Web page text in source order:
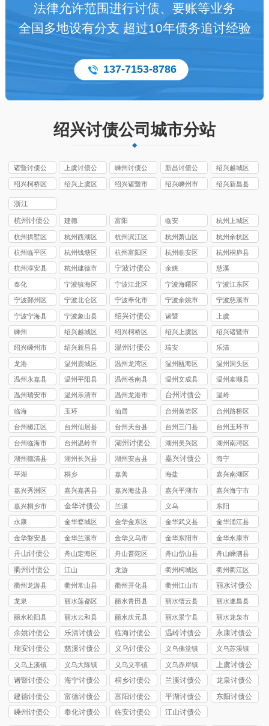
法律允许范围进行讨债、要账等业务
全国多地设有分支 超过10年债务追讨经验
137-7153-8786
绍兴讨债公司城市分站
诸暨讨债公
司
上虞讨债公
司
嵊州讨债公
司
新昌讨债公
司
绍兴越城区
讨债公司
绍兴柯桥区
讨债公司
绍兴上虞区
绍兴诸暨市
绍兴嵊州市
绍兴新昌县
浙江
杭州讨债公
司
建德 富阳 临安
杭州上城区
讨债公司
杭州拱墅区
讨债公司
杭州西湖区
讨债公司
杭州滨江区
讨债公司
杭州萧山区
讨债公司
杭州余杭区
讨债公司
杭州临平区
讨债公司
杭州钱塘区
讨债公司
杭州富阳区
讨债公司
杭州临安区
讨债公司
杭州桐庐县
讨债公司
杭州淳安县
讨债公司
杭州建德市
讨债公司
宁波讨债公
司
余姚 慈溪
奉化
宁波镇海区
讨债公司
宁波江北区
讨债公司
宁波海曙区
讨债公司
宁波江东区
讨债公司
宁波鄞州区
讨债公司
宁波北仑区
讨债公司
宁波奉化市
讨债公司
宁波余姚市
讨债公司
宁波慈溪市
讨债公司
宁波宁海县
讨债公司
宁波象山县
讨债公司
绍兴讨债公
司
诸暨 上虞
嵊州
绍兴越城区
讨债公司
绍兴柯桥区
讨债公司
绍兴上虞区
讨债公司
绍兴诸暨市
讨债公司
绍兴嵊州市
讨债公司
绍兴新昌县
讨债公司
温州讨债公
司
瑞安 乐清
龙港
温州鹿城区
讨债公司
温州龙湾区
讨债公司
温州瓯海区
讨债公司
温州洞头区
讨债公司
温州永嘉县
讨债公司
温州平阳县
讨债公司
温州苍南县
讨债公司
温州文成县
讨债公司
温州泰顺县
讨债公司
温州瑞安市
讨债公司
温州乐清市
讨债公司
温州龙港市
讨债公司
台州讨债公
司
温岭
临海 玉环 仙居
台州黄岩区
讨债公司
台州路桥区
讨债公司
台州椒江区
讨债公司
台州仙居县
讨债公司
台州天台县
讨债公司
台州三门县
讨债公司
台州玉环市
讨债公司
台州临海市
讨债公司
台州温岭市
讨债公司
湖州讨债公
司
湖州吴兴区
讨债公司
湖州南浔区
讨债公司
湖州德清县
讨债公司
湖州长兴县
讨债公司
湖州安吉县
讨债公司
嘉兴讨债公
司
海宁
平湖 桐乡 嘉善 海盐
嘉兴南湖区
讨债公司
嘉兴秀洲区
讨债公司
嘉兴嘉善县
讨债公司
嘉兴海盐县
讨债公司
嘉兴平湖市
讨债公司
嘉兴海宁市
讨债公司
嘉兴桐乡市
讨债公司
金华讨债公
司
兰溪 义乌 东阳
永康
金华婺城区
讨债公司
金华金东区
讨债公司
金华武义县
讨债公司
金华浦江县
讨债公司
金华磐安县
讨债公司
金华兰溪市
讨债公司
金华义乌市
讨债公司
金华东阳市
讨债公司
金华永康市
讨债公司
舟山讨债公
司
舟山定海区
讨债公司
舟山普陀区
讨债公司
舟山岱山县
讨债公司
舟山嵊泗县
讨债公司
衢州讨债公
司
江山 龙游
衢州柯城区
讨债公司
衢州衢江区
讨债公司
衢州龙游县
讨债公司
衢州常山县
讨债公司
衢州开化县
讨债公司
衢州江山市
讨债公司
丽水讨债公
司
龙泉
丽水莲都区
讨债公司
丽水青田县
讨债公司
丽水缙云县
讨债公司
丽水遂昌县
讨债公司
丽水松阳县
讨债公司
丽水云和县
讨债公司
丽水庆元县
讨债公司
丽水景宁县
讨债公司
丽水龙泉市
讨债公司
余姚讨债公
司
乐清讨债公
司
临海讨债公
司
温岭讨债公
司
永康讨债公
司
瑞安讨债公
司
慈溪讨债公
司
义乌讨债公
司
义乌佛堂镇
讨债公司
义乌苏溪镇
讨债公司
义乌上溪镇
讨债公司
义乌大陈镇
讨债公司
义乌义亭镇
讨债公司
义乌赤岸镇
讨债公司
上虞讨债公
司
诸暨讨债公
司
海宁讨债公
司
桐乡讨债公
司
兰溪讨债公
司
龙泉讨债公
司
建德讨债公
司
富德讨债公
司
富阳讨债公
司
平湖讨债公
司
东阳讨债公
嵊州讨债公
奉化讨债公
临安讨债公
江山讨债公